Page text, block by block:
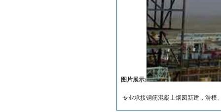
图片展示:
专业承接钢筋混凝土烟囱新建，滑模